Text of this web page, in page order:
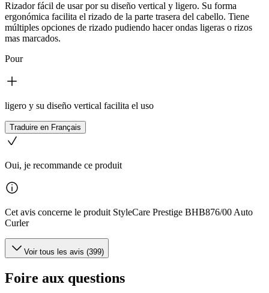
Rizador fácil de usar por su diseño vertical y ligero. Su forma
ergonómica facilita el rizado de la parte trasera del cabello. Tiene
múltiples opciones de rizado pudiendo hacer ondas ligeras o rizos
mas marcados.
Pour
ligero y su diseño vertical facilita el uso
Traduire en Français
Oui, je recommande ce produit
Cet avis concerne le produit StyleCare Prestige BHB876/00 Auto
Curler
Voir tous les avis (399)
Foire aux questions